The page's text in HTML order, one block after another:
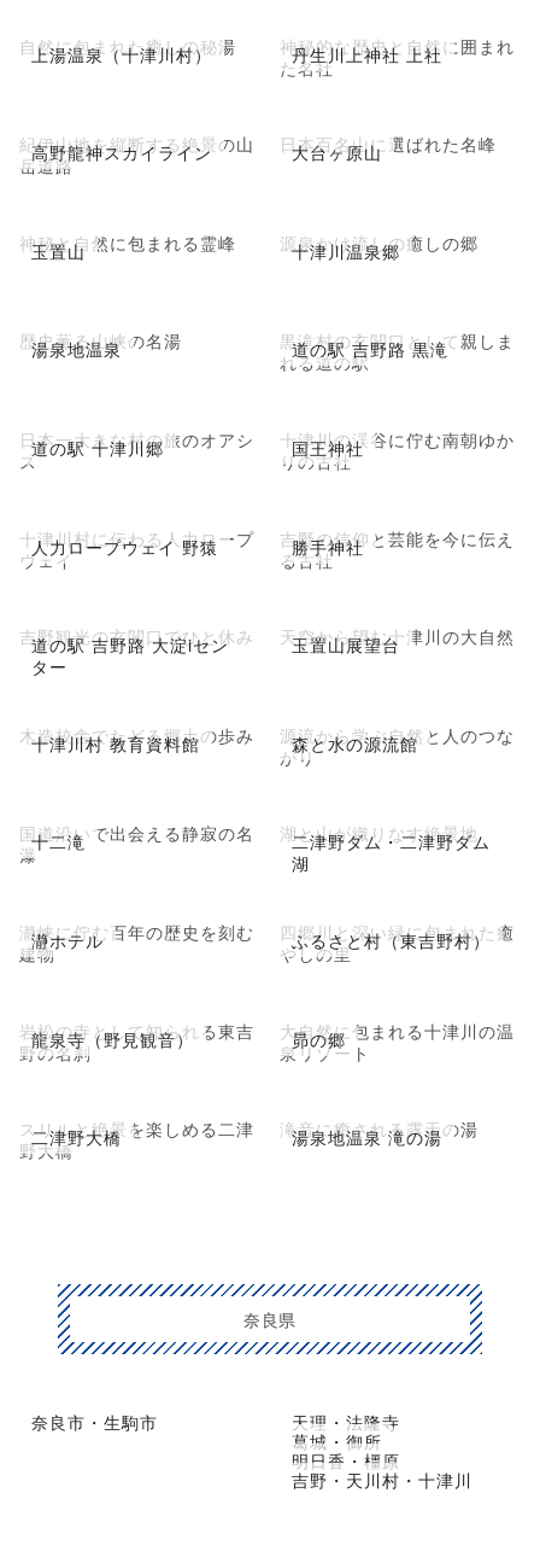
上湯温泉（十津川村）
自然に包まれた癒しの秘湯 丹生川上神社 上社
神秘的な歴史と自然に囲まれ
た名社
高野龍神スカイライン
紀伊山地を縦断する絶景の山
岳道路
大台ヶ原山
日本百名山に選ばれた名峰
玉置山
神秘と自然に包まれる霊峰 十津川温泉郷
源泉かけ流しの癒しの郷
湯泉地温泉
歴史薫る山峡の名湯 道の駅 吉野路 黒滝
黒滝村の玄関口として親しま
れる道の駅
道の駅 十津川郷
日本一大きな村の旅のオアシ
ス
国王神社
十津川の渓谷に佇む南朝ゆか
りの古社
人力ロープウェイ 野猿
十津川村に伝わる人力ロープ
ウェイ
勝手神社
吉野の信仰と芸能を今に伝え
る古社
道の駅 吉野路 大淀iセン
ター
吉野観光の玄関口でひと休み 玉置山展望台
天空から望む十津川の大自然
十津川村 教育資料館
木造校舎でたどる郷土の歩み 森と水の源流館
源流から学ぶ自然と人のつな
がり
十二滝
国道沿いで出会える静寂の名
瀑
二津野ダム・二津野ダム
湖
湖と山が織りなす絶景地
瀞ホテル
瀞峡に佇む百年の歴史を刻む
建物
ふるさと村（東吉野村）
四郷川と深い緑に包まれた癒
やしの里
龍泉寺（野見観音）
岩松の寺として知られる東吉
野の名刹
昴の郷
大自然に包まれる十津川の温
泉リゾート
二津野大橋
スリルと絶景を楽しめる二津
野大橋
湯泉地温泉 滝の湯
滝音に癒される露天の湯
奈良県
奈良市・生駒市
天理・法隆寺
葛城・御所
明日香・橿原
吉野・天川村・十津川